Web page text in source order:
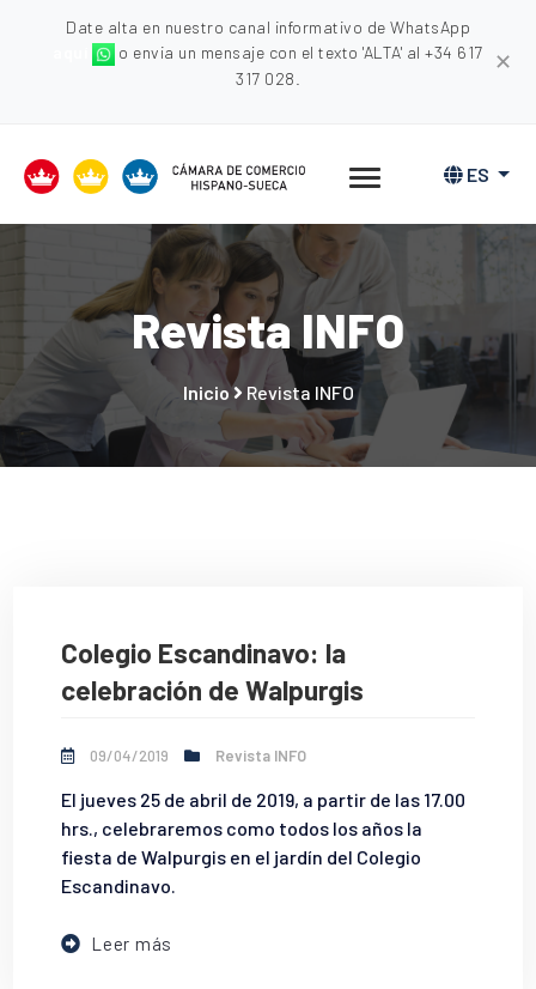
Date alta en nuestro canal informativo de WhatsApp
o envia un mensaje con el texto 'ALTA' al +34 617
317 028.
✕
ES
Revista INFO
Inicio Revista INFO
Colegio Escandinavo: la
celebración de Walpurgis
09/04/2019 Revista INFO
El jueves 25 de abril de 2019, a partir de las 17.00
hrs., celebraremos como todos los años la
fiesta de Walpurgis en el jardín del Colegio
Escandinavo.
Leer más